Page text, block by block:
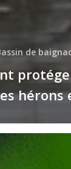
de
hérons